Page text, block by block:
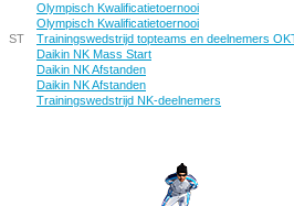
Olympisch Kwalificatietoernooi
Olympisch Kwalificatietoernooi
ST
Trainingswedstrijd topteams en deelnemers
Daikin NK Mass Start
Daikin NK Afstanden
Daikin NK Afstanden
Trainingswedstrijd NK-deelnemers